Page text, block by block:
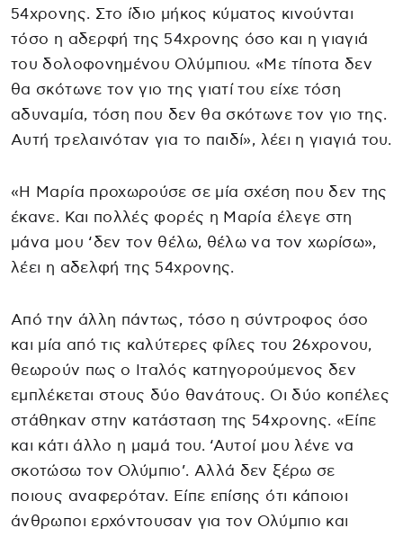
54χρονης. Στο ίδιο μήκος κύματος κινούνται
τόσο η αδερφή της 54χρονης όσο και η γιαγιά
του δολοφονημένου Ολύμπιου. «Με τίποτα δεν
θα σκότωνε τον γιο της γιατί του είχε τόση
αδυναμία, τόση που δεν θα σκότωνε τον γιο της.
Αυτή τρελαινόταν για το παιδί», λέει η γιαγιά του.
«Η Μαρία προχωρούσε σε μία σχέση που δεν της
έκανε. Και πολλές φορές η Μαρία έλεγε στη
μάνα μου ‘δεν τον θέλω, θέλω να τον χωρίσω»,
λέει η αδελφή της 54χρονης.
Από την άλλη πάντως, τόσο η σύντροφος όσο
και μία από τις καλύτερες φίλες του 26χρονου,
θεωρούν πως ο Ιταλός κατηγορούμενος δεν
εμπλέκεται στους δύο θανάτους. Οι δύο κοπέλες
στάθηκαν στην κατάσταση της 54χρονης. «Είπε
και κάτι άλλο η μαμά του. ‘Αυτοί μου λένε να
σκοτώσω τον Ολύμπιο’. Αλλά δεν ξέρω σε
ποιους αναφερόταν. Είπε επίσης ότι κάποιοι
άνθρωποι ερχόντουσαν για τον Ολύμπιο και